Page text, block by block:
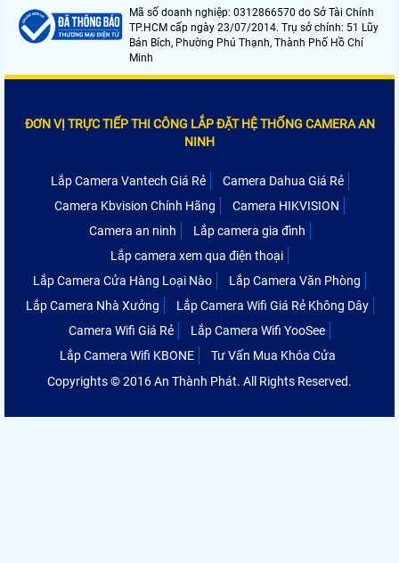
Mã số doanh nghiệp: 0312866570 do Sở Tài Chính
TP.HCM cấp ngày 23/07/2014. Trụ sở chính: 51 Lũy
Bán Bích, Phường Phú Thạnh, Thành Phố Hồ Chí
Minh
ĐƠN VỊ TRỰC TIẾP THI CÔNG LẮP ĐẶT HỆ THỐNG CAMERA AN
NINH
Lắp Camera Vantech Giá Rẻ
Camera Dahua Giá Rẻ
Camera Kbvision Chính Hãng
Camera HIKVISION
Camera an ninh
Lắp camera gia đình
Lắp camera xem qua điện thoại
Lắp Camera Cửa Hàng Loại Nào
Lắp Camera Văn Phòng
Lắp Camera Nhà Xưởng
Lắp Camera Wifi Giá Rẻ Không Dây
Camera Wifi Giá Rẻ
Lắp Camera Wifi YooSee
Lắp Camera Wifi KBONE
Tư Vấn Mua Khóa Cửa
Copyrights © 2016 An Thành Phát. All Rights Reserved.